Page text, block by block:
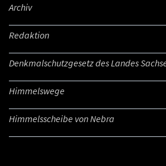
Archiv
Redaktion
Denkmalschutzgesetz des Landes
Himmelswege
Himmelsscheibe von Nebra